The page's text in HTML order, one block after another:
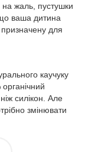
на жаль, пустушки
ваша дитина
для
каучуку
силікон. Але
змінювати